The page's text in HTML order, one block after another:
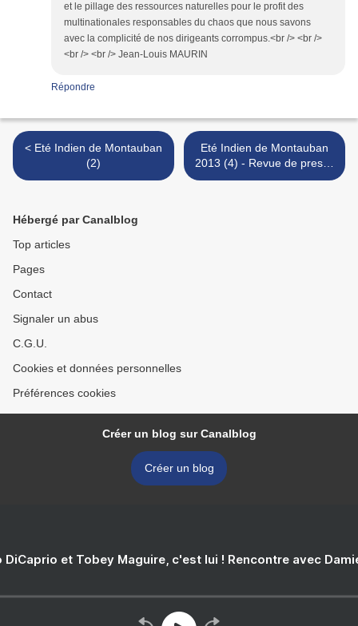
et le pillage des ressources naturelles pour le profit des
multinationales responsables du chaos que nous savons
avec la complicité de nos dirigeants corrompus.<br /> <br />
<br /> <br /> Jean-Louis MAURIN
Répondre
< Eté Indien de Montauban
(2)
Eté Indien de Montauban
2013 (4) - Revue de presse
>
Hébergé par Canalblog
Top articles
Pages
Contact
Signaler un abus
C.G.U.
Cookies et données personnelles
Préférences cookies
Créer un blog sur Canalblog
Créer un blog
DiCaprio et Tobey Maguire, c'est lui ! Rencontre avec